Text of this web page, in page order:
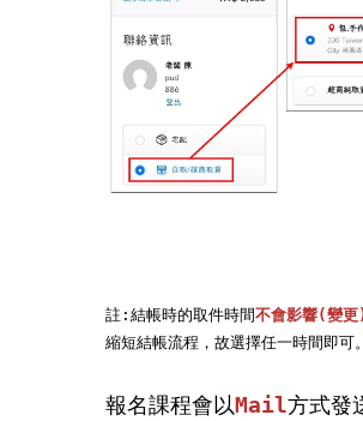
註:結帳時的取件時間不會影響(變
縮短結帳流程，故選擇任一時間即可。
報名課程會以Mail方式發